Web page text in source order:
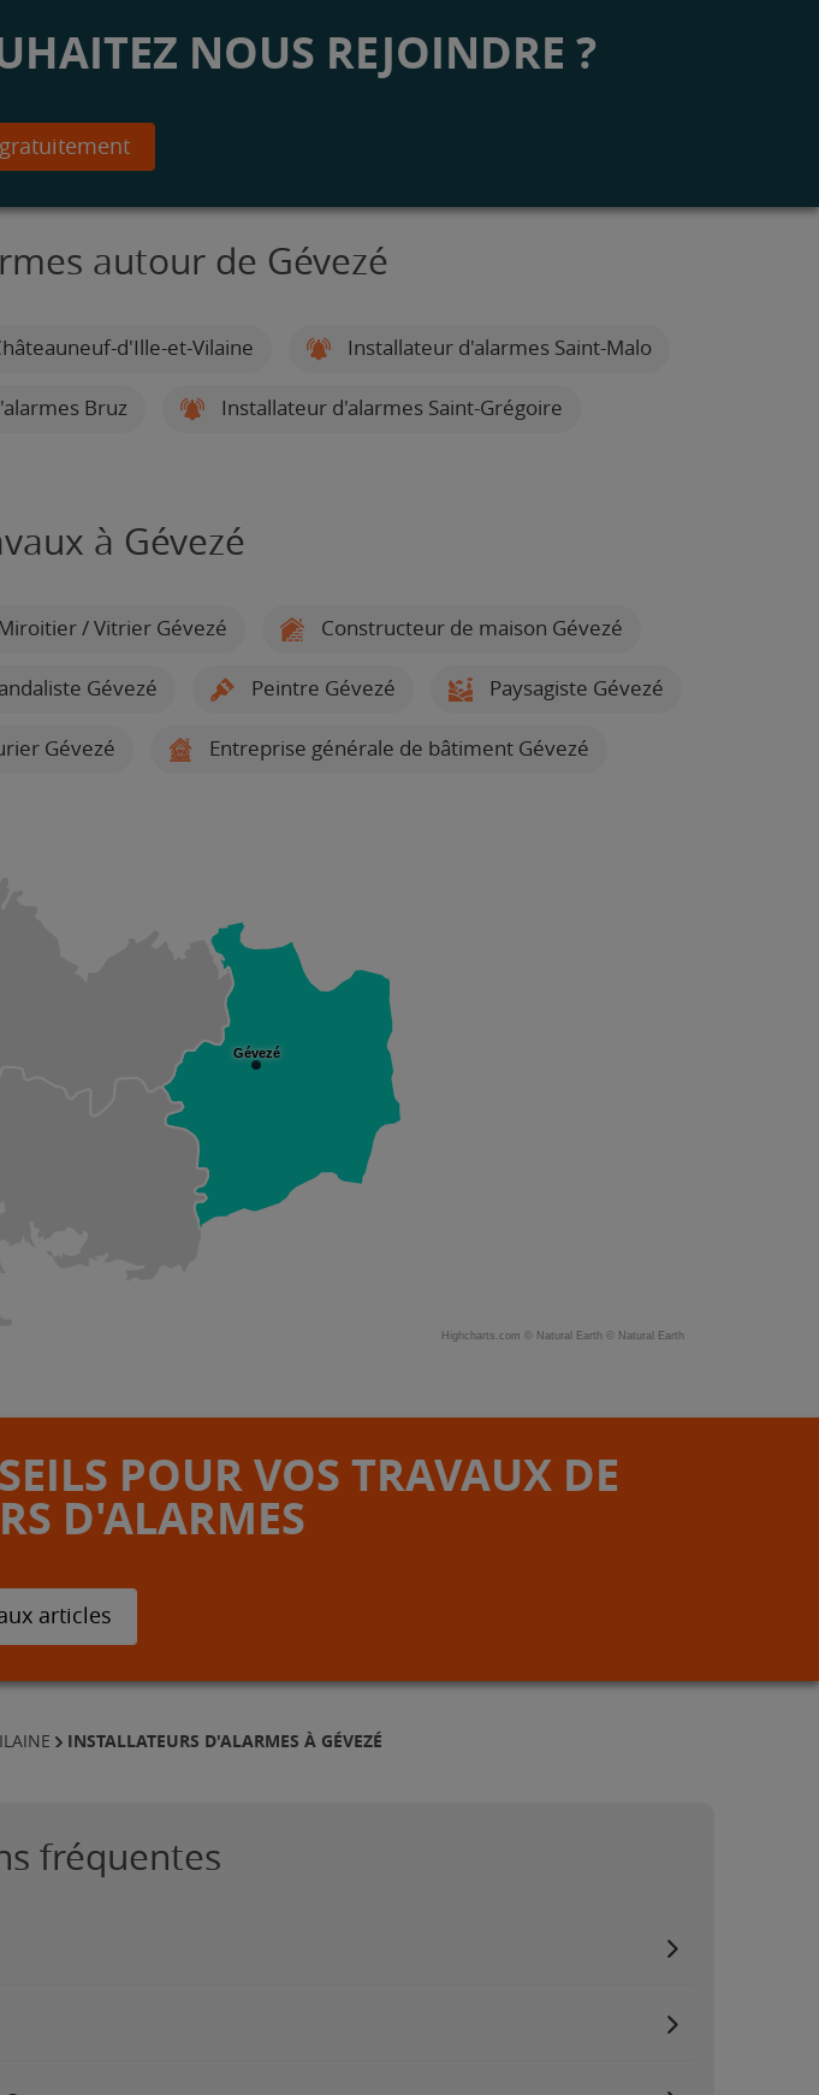
NOUS REJOINDRE ?
autour de Gévezé
d'Ille-et-Vilaine Installateur d'alarmes Saint-Malo
Bruz Installateur d'alarmes Saint-Grégoire
à Gévezé
/ Vitrier Gévezé Constructeur de maison Gévezé
Gévezé Peintre Gévezé Paysagiste Gévezé
Gévezé Entreprise générale de bâtiment Gévezé
Gévezé
Highcharts.com © Natural Earth © Natural Earth
POUR VOS TRAVAUX DE
D'ALARMES
articles
INSTALLATEURS D'ALARMES À GÉVEZÉ
fréquentes